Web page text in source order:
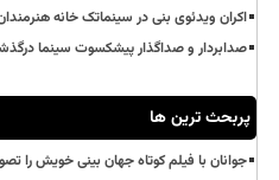
اکران ویدئوی بنی در سینماتک خانه
صدابردار و صداگذار پیشکسوت سینما
پربحث ترین ها
جوانان با فیلم کوتاه جهان بینی خویش را